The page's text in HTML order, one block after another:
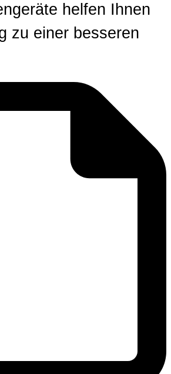
helfen Ihnen
zu einer besseren